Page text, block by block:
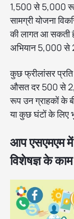
1,500 से 5,000
सामग्री योजना
की लागत आ सकती
अभियान 5,000 से
कुछ फ्रीलांसर
औसत दर 500 से
रूप उन ग्राहकों के
या कुछ घंटों के लिए
आप एसएमएम
विशेषज्ञ के